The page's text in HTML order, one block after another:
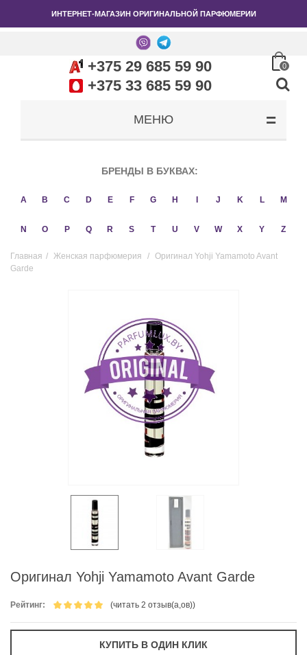
ИНТЕРНЕТ-МАГАЗИН ОРИГИНАЛЬНОЙ ПАРФЮМЕРИИ
+375 29 685 59 90
+375 33 685 59 90
0
МЕНЮ
БРЕНДЫ В БУКВАХ:
A B C D E F G H J K L M
N O P Q R S T U V W X Y Z
Главная / Женская парфюмерия / Оригинал Yohji Yamamoto Avant
Garde
Оригинал Yohji Yamamoto Avant Garde
Рейтинг: (читать 2 отзыв(а,ов))